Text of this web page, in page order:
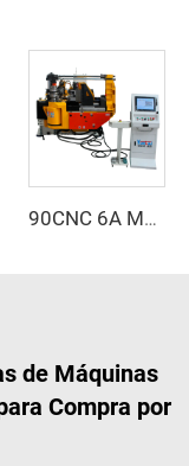
90CNC 6A MS Máquina de Curvar Tubos CNC Ferro Tubulação Quadrada com Motor para Alumínio e Aço Inoxidável Tubos de Cobre
de Máquinas
Compra por